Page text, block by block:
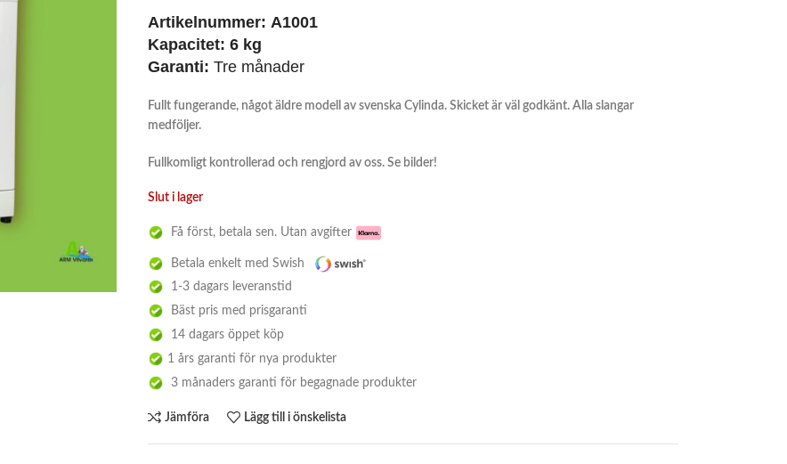
Artikelnummer: A1001
Kapacitet: 6 kg
Garanti: Tre månader
Fullt fungerande, något äldre modell av svenska Cylinda. Skicket är väl godkänt. Alla slangar
medföljer.
Fullkomligt kontrollerad och rengjord av oss. Se bilder!
Slut i lager
Få först, betala sen. Utan avgifter
Betala enkelt med Swish
1-3 dagars leveranstid
Bäst pris med prisgaranti
14 dagars öppet köp
1 års garanti för nya produkter
3 månaders garanti för begagnade produkter
Jämföra Lägg till i önskelista